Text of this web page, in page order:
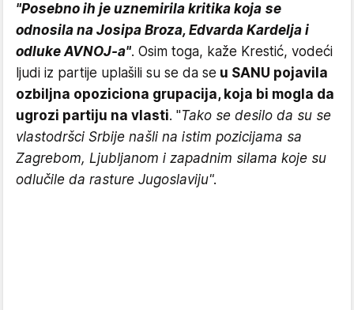
"Posebno ih je uznemirila kritika koja se
odnosila na Josipa Broza, Edvarda Kardelja i
odluke AVNOJ-a". Osim toga, kaže Krestić, vodeći
ljudi iz partije uplašili su se da se u SANU pojavila
ozbiljna opoziciona grupacija, koja bi mogla da
ugrozi partiju na vlasti. "Tako se desilo da su se
vlastodršci Srbije našli na istim pozicijama sa
Zagrebom, Ljubljanom i zapadnim silama koje su
odlučile da rasture Jugoslaviju".